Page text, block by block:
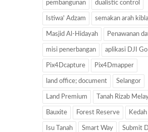
pembangunan dualistic control
Istiwa' Adzam semakan arah
Masjid Al-Hidayah Penawanan
misi penerbangan aplikasi DJI
Pix4Dcapture Pix4Dmapper
land office; document Selangor
Land Premium Tanah Rizab
Bauxite Forest Reserve Kedah
Isu Tanah Smart Way Submit